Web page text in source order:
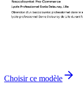
Choisir ce modèle